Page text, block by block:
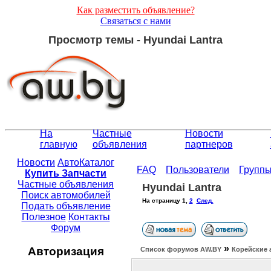
Как разместить объявление?
Связаться с нами
Просмотр темы - Hyundai Lantra
На
главную
Частные
объявления
Новости
партнеров
Новости АвтоКаталог
Купить Запчасти
Частные объявления
Поиск автомобилей
Подать объявление
Полезное Контакты
Форум
Авторизация
FAQ Пользователи
Hyundai Lantra
На страницу 1 2 След.
Список форумов АW.BY » Корейские